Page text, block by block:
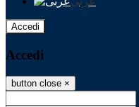
Accedi
Accedi
button close ×